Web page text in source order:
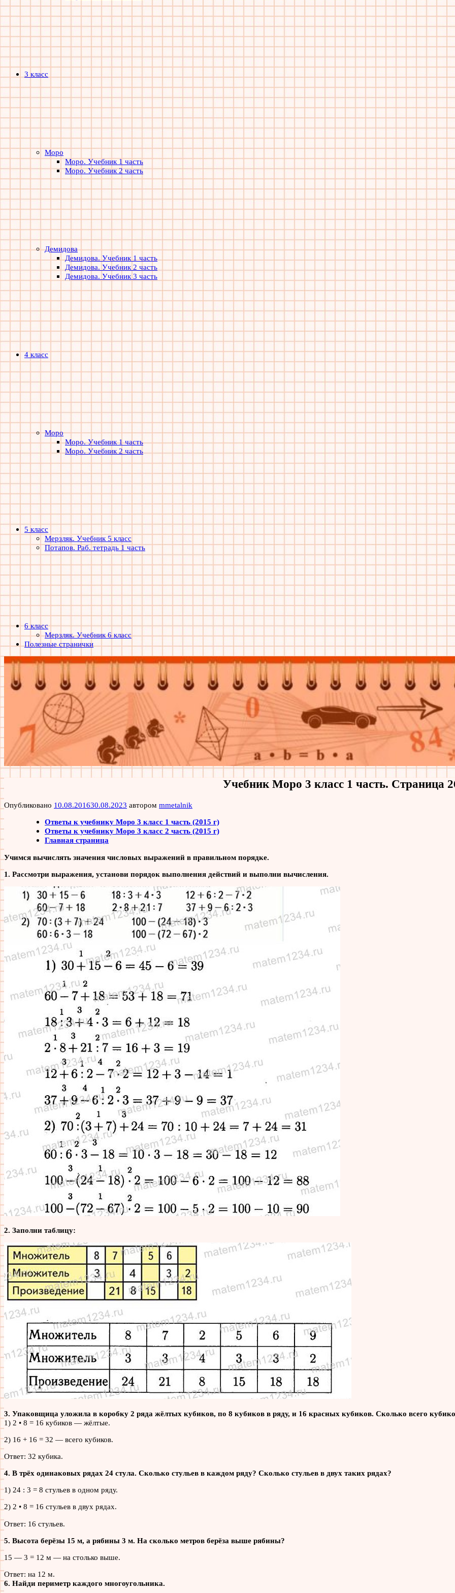
3 класс
Моро
Моро. Учебник 1 часть
Моро. Учебник 2 часть
Демидова
Демидова. Учебник 1 часть
Демидова. Учебник 2 часть
Демидова. Учебник 3 часть
4 класс
Моро
Моро. Учебник 1 часть
Моро. Учебник 2 часть
5 класс
Мерзляк. Учебник 5 класс
Потапов. Раб. тетрадь 1 часть
6 класс
Мерзляк. Учебник 6 класс
Полезные странички
Учебник Моро 3 класс 1 часть. Страница
Опубликовано 10.08.201630.08.2023 автором mmetalnik
Ответы к учебнику Моро 3 класс 1 часть (2015 г)
Ответы к учебнику Моро 3 класс 2 часть (2015 г)
Главная страница
Учимся вычислять значения числовых выражений в правильном порядке.
1. Рассмотри выражения, установи порядок выполнения действий и выполни вычисления.
2. Заполни таблицу:
3. Упаковщица уложила в коробку 2 ряда жёлтых кубиков, по 8 кубиков в ряду, и 16 красных кубиков. Сколько всего
1) 2 • 8 = 16 кубиков — жёлтые.
2) 16 + 16 = 32 — всего кубиков.
Ответ: 32 кубика.
4. В трёх одинаковых рядах 24 стула. Сколько стульев в каждом ряду? Сколько стульев в двух таких рядах?
1) 24 : 3 = 8 стульев в одном ряду.
2) 2 • 8 = 16 стульев в двух рядах.
Ответ: 16 стульев.
5. Высота берёзы 15 м, а рябины 3 м. На сколько метров берёза выше рябины?
15 — 3 = 12 м — на столько выше.
Ответ: на 12 м.
6. Найди периметр каждого многоугольника.